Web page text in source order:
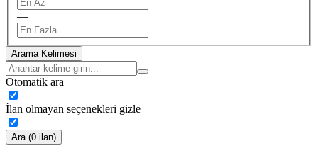
—
Arama Kelimesi
Otomatik ara
İlan olmayan seçenekleri gizle
Ara (0 ilan)